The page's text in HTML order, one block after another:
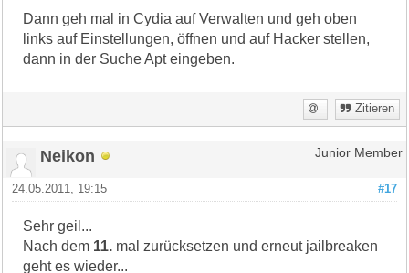
Dann geh mal in Cydia auf Verwalten und geh oben
links auf Einstellungen, öffnen und auf Hacker stellen,
dann in der Suche Apt eingeben.
Zitieren
Neikon Junior Member
#17
24.05.2011, 19:15
Sehr geil...
Nach dem 11. mal zurücksetzen und erneut jailbreaken
geht es wieder...